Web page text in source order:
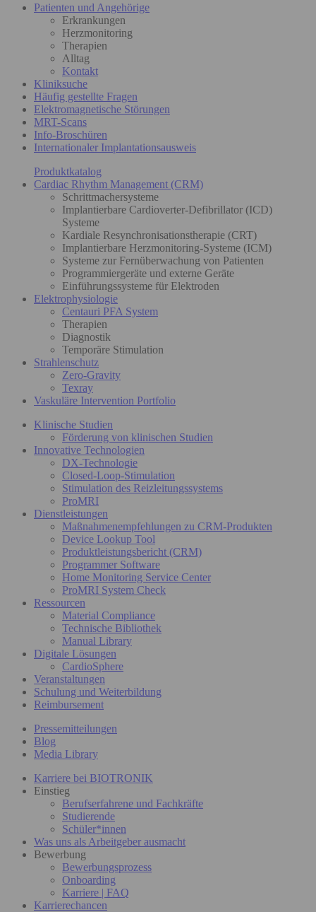
Patienten und Angehörige
Erkrankungen
Herzmonitoring
Therapien
Alltag
Kontakt
Kliniksuche
Häufig gestellte Fragen
Elektromagnetische Störungen
MRT-Scans
Info-Broschüren
Internationaler Implantationsausweis
Produktkatalog
Cardiac Rhythm Management (CRM)
Schrittmachersysteme
Implantierbare Cardioverter-Defibrillator (ICD)
Systeme
Kardiale Resynchronisationstherapie (CRT)
Implantierbare Herzmonitoring-Systeme (ICM)
Systeme zur Fernüberwachung von Patienten
Programmiergeräte und externe Geräte
Einführungssysteme für Elektroden
Elektrophysiologie
Centauri PFA System
Therapien
Diagnostik
Temporäre Stimulation
Strahlenschutz
Zero-Gravity
Texray
Vaskuläre Intervention Portfolio
Klinische Studien
Förderung von klinischen Studien
Innovative Technologien
DX-Technologie
Closed-Loop-Stimulation
Stimulation des Reizleitungssystems
ProMRI
Dienstleistungen
Maßnahmenempfehlungen zu CRM-Produkten
Device Lookup Tool
Produktleistungsbericht (CRM)
Programmer Software
Home Monitoring Service Center
ProMRI System Check
Ressourcen
Material Compliance
Technische Bibliothek
Manual Library
Digitale Lösungen
CardioSphere
Veranstaltungen
Schulung und Weiterbildung
Reimbursement
Pressemitteilungen
Blog
Media Library
Karriere bei BIOTRONIK
Einstieg
Berufserfahrene und Fachkräfte
Studierende
Schüler*innen
Was uns als Arbeitgeber ausmacht
Bewerbung
Bewerbungsprozess
Onboarding
Karriere | FAQ
Karrierechancen